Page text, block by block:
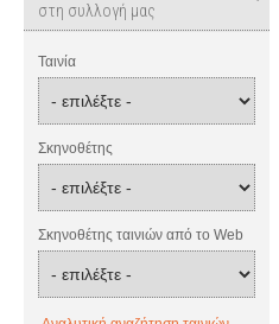
στη συλλογή μας
Ταινία
Σκηνοθέτης
Σκηνοθέτης ταινιών από το Web